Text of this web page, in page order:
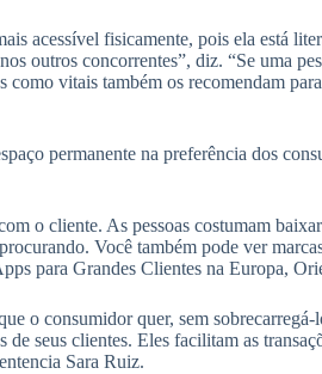
acessível fisicamente, pois ela está
outros concorrentes”, diz. “Se uma
vitais também os recomendam
permanente na preferência dos
o cliente. As pessoas costumam
Você também pode ver
para Grandes Clientes na Europa,
o consumidor quer, sem
de seus clientes. Eles facilitam as
Sara Ruiz.